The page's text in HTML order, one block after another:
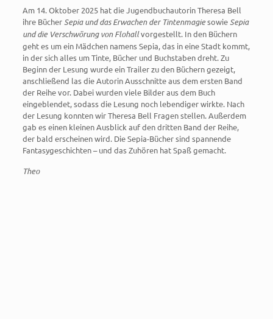
Am 14. Oktober 2025 hat die Jugendbuchautorin Theresa Bell
ihre BücherSepia und das Erwachen der TintenmagiesowieSepia
und die Verschwörung von Flohallvorgestellt. In den Büchern
geht es um ein Mädchen namens Sepia, das in eine Stadt kommt,
in der sich alles um Tinte, Bücher und Buchstaben dreht. Zu
Beginn der Lesung wurde ein Trailer zu den Büchern gezeigt,
anschließend las die Autorin Ausschnitte aus dem ersten Band
der Reihe vor. Dabei wurden viele Bilder aus dem Buch
eingeblendet, sodass die Lesung noch lebendiger wirkte. Nach
der Lesung konnten wir Theresa Bell Fragen stellen. Außerdem
gab es einen kleinen Ausblick auf den dritten Band der Reihe,
der bald erscheinen wird. Die Sepia-Bücher sind spannende
Fantasygeschichten – und das Zuhören hat Spaß gemacht.
Theo